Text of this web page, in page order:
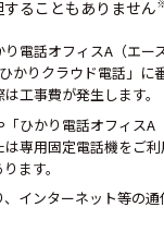
ることもありません
電話オフィスA（エー
かりクラウド電話」に
工事費が発生します。
ひかり電話オフィスA
は専用固定電話機をご
ます。
インターネット等の